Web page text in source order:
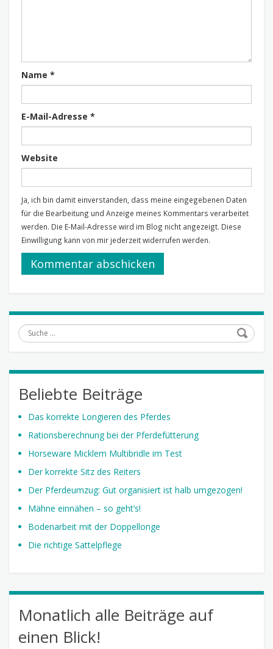
Name *
E-Mail-Adresse *
Website
Ja, ich bin damit einverstanden, dass meine eingegebenen Daten
für die Bearbeitung und Anzeige meines Kommentars verarbeitet
werden. Die E-Mail-Adresse wird im Blog nicht angezeigt. Diese
Einwilligung kann von mir jederzeit widerrufen werden.
Suche
Beliebte Beiträge
Das korrekte Longieren des Pferdes
Rationsberechnung bei der Pferdefütterung
Horseware Micklem Multibridle im Test
Der korrekte Sitz des Reiters
Der Pferdeumzug: Gut organisiert ist halb umgezogen!
Mähne einnähen – so geht’s!
Bodenarbeit mit der Doppellonge
Die richtige Sattelpflege
Monatlich alle Beiträge auf
einen Blick!